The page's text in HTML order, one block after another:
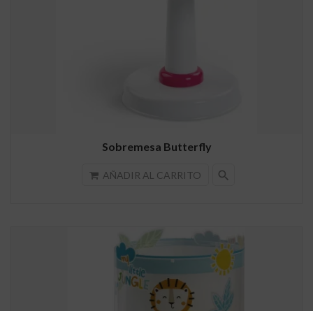
Sobremesa Butterfly
AÑADIR AL CARRITO search